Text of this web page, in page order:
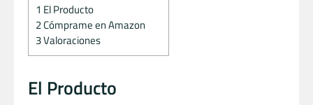
1 El Producto
2Cómprame en Amazon
3Valoraciones
El Producto